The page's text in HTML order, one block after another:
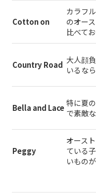
Cotton on
カラフ
のオー
比べて
Country Road 大人顔
いるな
Bella and Lace特に夏
で素敵
Peggy
オース
ている
いもの